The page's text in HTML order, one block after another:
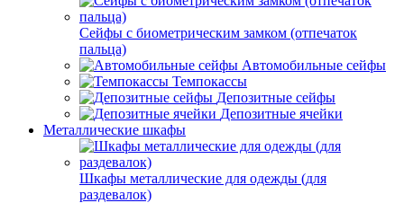
Сейфы с биометрическим замком (отпечаток
пальца)
Автомобильные сейфы
Темпокассы
Депозитные сейфы
Депозитные ячейки
Металлические шкафы
Шкафы металлические для одежды (для
раздевалок)